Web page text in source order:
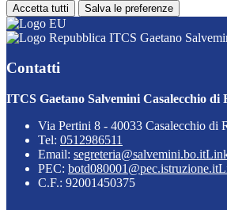
Accetta tutti Salva le preferenze
ITCS Gaetano
Contatti
ITCS Gaetano Salvemini Casalecchio di
Via Pertini 8 - 40033 Casalecchio di
Tel: 0512986511
Email: segreteria@salvemini.bo.it
PEC: botd080001@pec.istruzione.it
C.F.: 92001450375